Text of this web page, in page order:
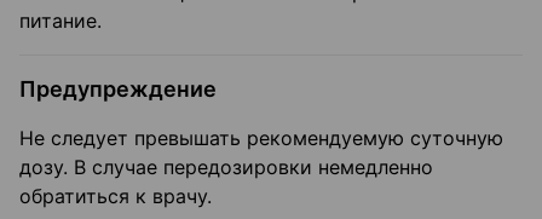
питание.
Предупреждение
Не следует превышать рекомендуемую суточную
дозу. В случае передозировки немедленно
обратиться к врачу.